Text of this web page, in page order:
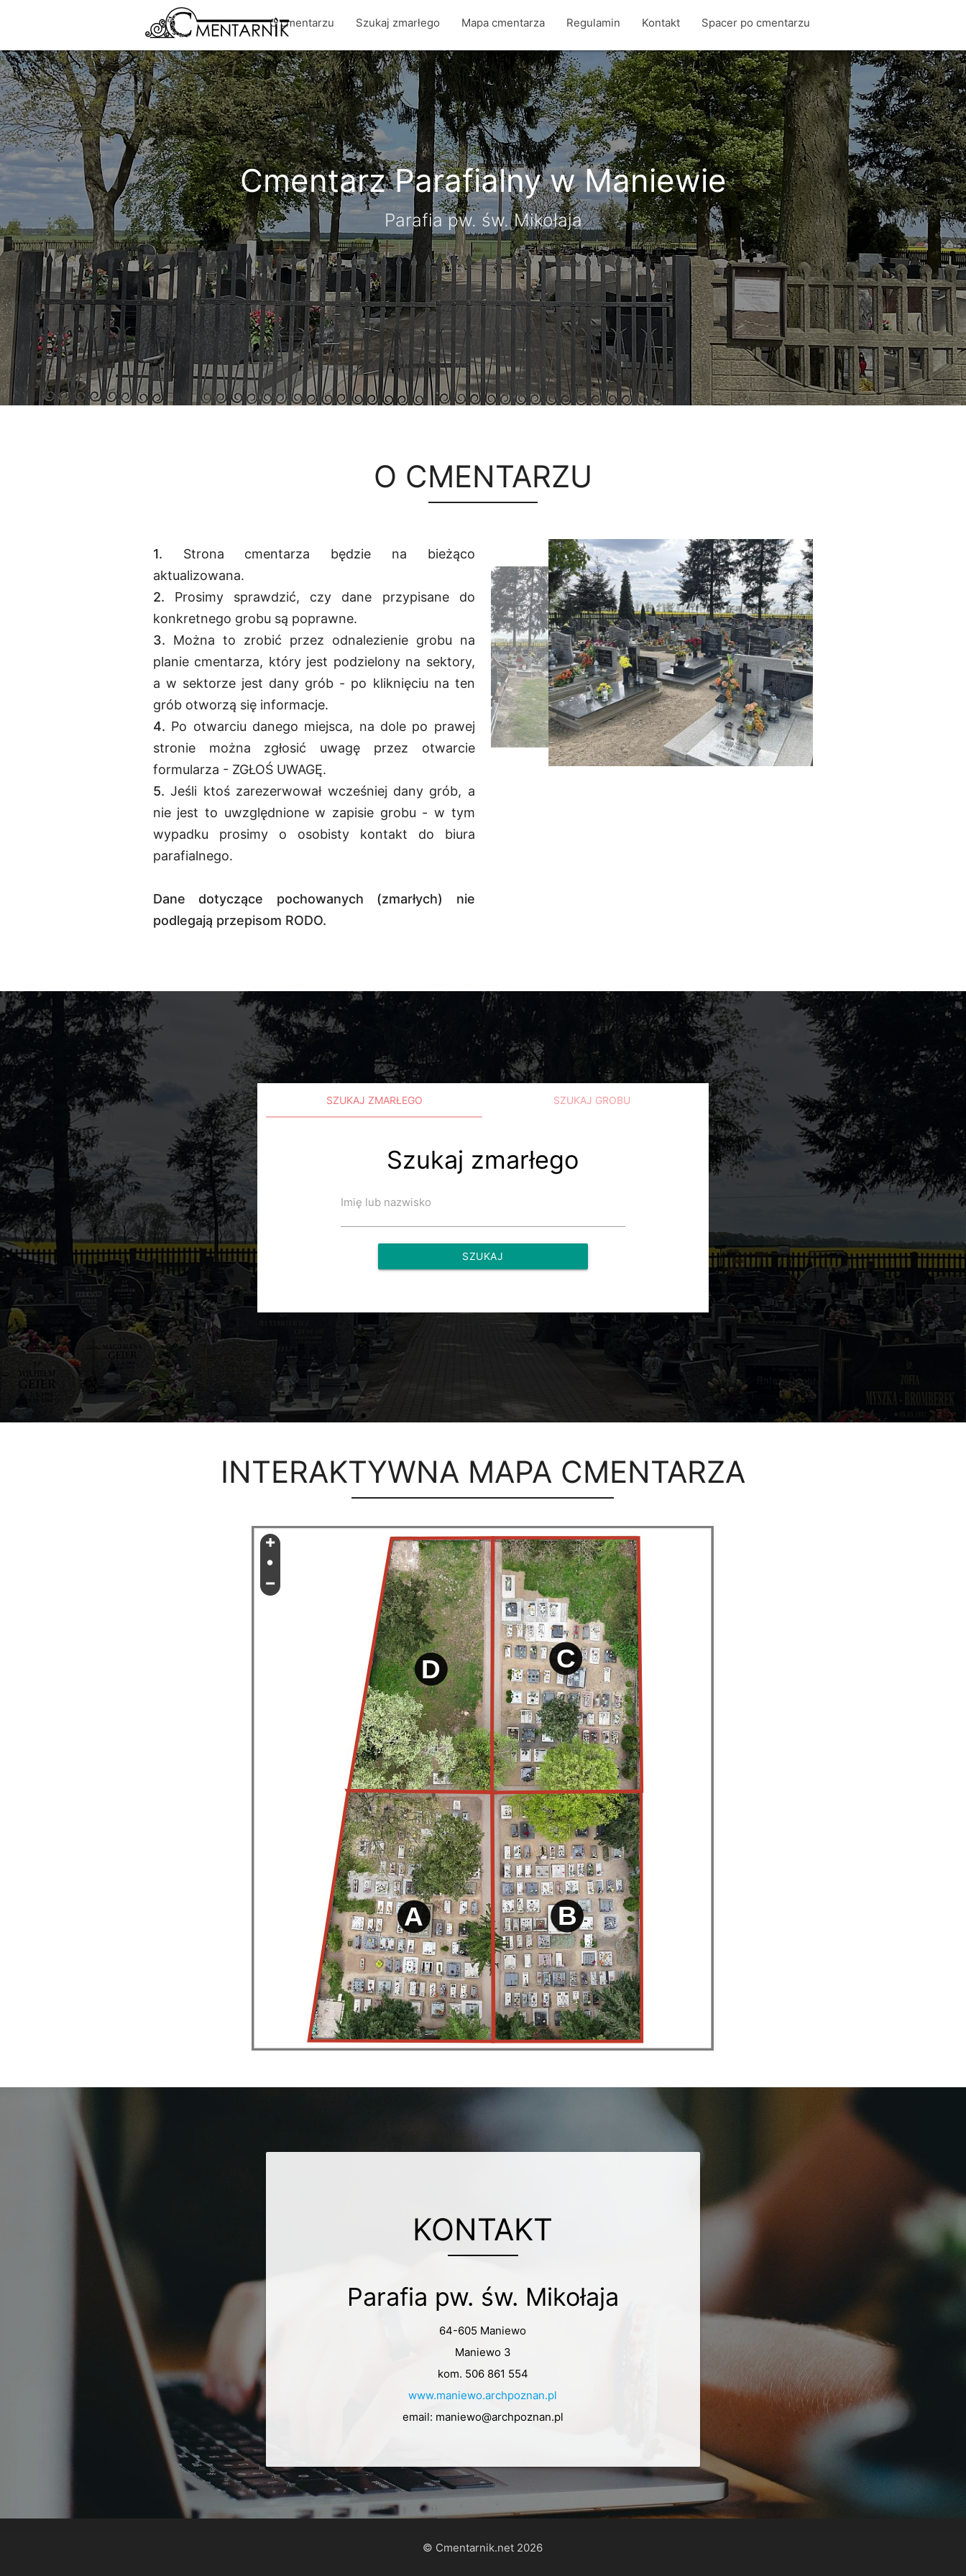
O cmentarzu Szukaj zmarłego Mapa cmentarza Regulamin Kontakt Spacer po cmentarzu
Cmentarz Parafialny w Maniewie
Parafia pw. św. Mikołaja
O CMENTARZU
1. Strona cmentarza będzie na bieżąco
aktualizowana.
2. Prosimy sprawdzić, czy dane przypisane do
konkretnego grobu są poprawne.
3. Można to zrobić przez odnalezienie grobu na
planie cmentarza, który jest podzielony na sektory,
a w sektorze jest dany grób - po kliknięciu na ten
grób otworzą się informacje.
4. Po otwarciu danego miejsca, na dole po prawej
stronie można zgłosić uwagę przez otwarcie
formularza - ZGŁOŚ UWAGĘ.
5.Jeśli ktoś zarezerwował wcześniej dany grób, a
nie jest to uwzględnione w zapisie grobu - w tym
wypadku prosimy o osobisty kontakt do biura
parafialnego.
Dane dotyczące pochowanych (zmarłych) nie
podlegają przepisom RODO.
SZUKAJ ZMARŁEGO SZUKAJ GROBU
Szukaj zmarłego
Imię lub nazwisko
SZUKAJ
INTERAKTYWNA MAPA CMENTARZA
A B
C
D
•
+
−
KONTAKT
Parafia pw. św. Mikołaja
64-605 Maniewo
Maniewo 3
kom. 506 861 554
www.maniewo.archpoznan.pl
email: maniewo@archpoznan.pl
© Cmentarnik.net 2026